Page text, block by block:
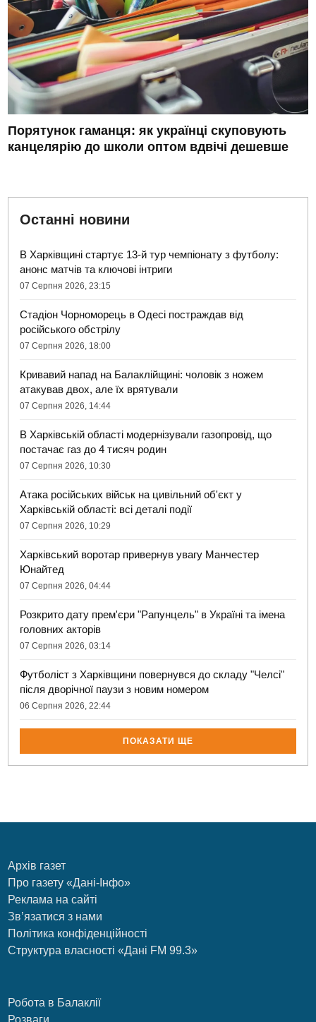
Порятунок гаманця: як українці скуповують
канцелярію до школи оптом вдвічі дешевше
Останні новини
В Харківщині стартує 13-й тур чемпіонату з футболу:
анонс матчів та ключові інтриги
07 Серпня 2026, 23:15
Стадіон Чорноморець в Одесі постраждав від
російського обстрілу
07 Серпня 2026, 18:00
Кривавий напад на Балаклійщині: чоловік з ножем
атакував двох, але їх врятували
07 Серпня 2026, 14:44
В Харківській області модернізували газопровід, що
постачає газ до 4 тисяч родин
07 Серпня 2026, 10:30
Атака російських військ на цивільний об'єкт у
Харківській області: всі деталі події
07 Серпня 2026, 10:29
Харківський воротар привернув увагу Манчестер
Юнайтед
07 Серпня 2026, 04:44
Розкрито дату прем'єри "Рапунцель" в Україні та імена
головних акторів
07 Серпня 2026, 03:14
Футболіст з Харківщини повернувся до складу "Челсі"
після дворічної паузи з новим номером
06 Серпня 2026, 22:44
ПОКАЗАТИ ЩЕ
Архів газет
Про газету «Дані-Інфо»
Реклама на сайті
Зв’язатися з нами
Політика конфіденційності
Структура власності «Дані FM 99.3»
Робота в Балаклії